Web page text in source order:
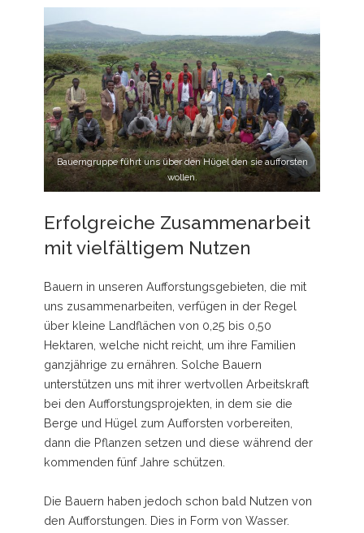
Bauerngruppe führt uns über den Hügel den sie aufforsten
wollen.
Erfolgreiche Zusammenarbeit
mit vielfältigem Nutzen
Bauern in unseren Aufforstungsgebieten, die mit
uns zusammenarbeiten, verfügen in der Regel
über kleine Landflächen von 0,25 bis 0,50
Hektaren, welche nicht reicht, um ihre Familien
ganzjährige zu ernähren. Solche Bauern
unterstützen uns mit ihrer wertvollen Arbeitskraft
bei den Aufforstungsprojekten, in dem sie die
Berge und Hügel zum Aufforsten vorbereiten,
dann die Pflanzen setzen und diese während der
kommenden fünf Jahre schützen.
Die Bauern haben jedoch schon bald Nutzen von
den Aufforstungen. Dies in Form von Wasser.